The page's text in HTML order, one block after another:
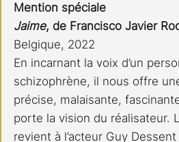
Mention spéciale
Jaime, de Francisco Javier
Belgique, 2022
En incarnant la voix d’un
schizophrène, il nous offre
précise, malaisante,
porte la vision du réalisateur.
revient à l’acteur Guy